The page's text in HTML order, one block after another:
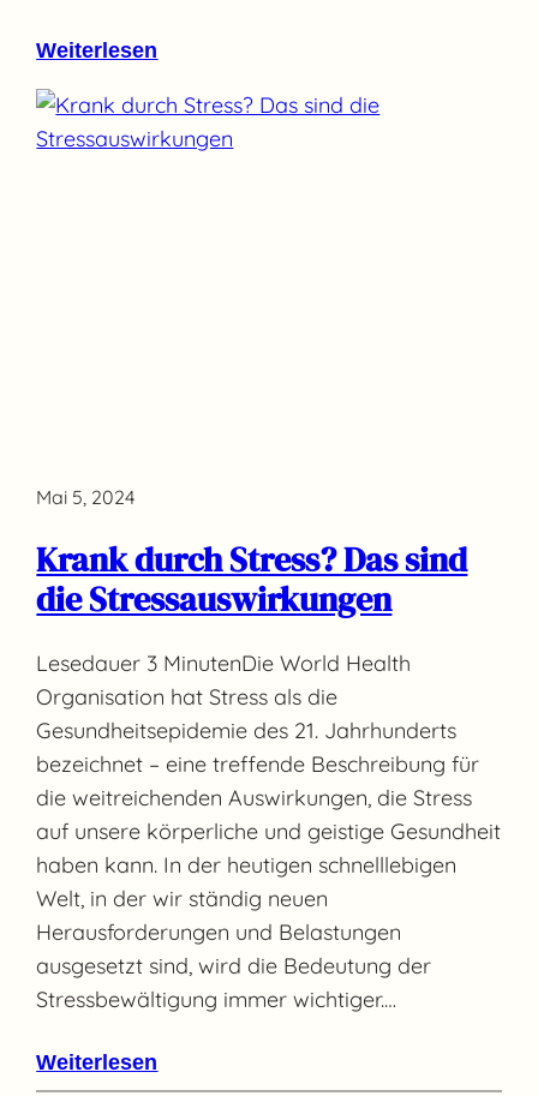
Weiterlesen
Mai 5, 2024
Krank durch Stress? Das sind
die Stressauswirkungen
Lesedauer 3 MinutenDie World Health
Organisation hat Stress als die
Gesundheitsepidemie des 21. Jahrhunderts
bezeichnet – eine treffende Beschreibung für
die weitreichenden Auswirkungen, die Stress
auf unsere körperliche und geistige Gesundheit
haben kann. In der heutigen schnelllebigen
Welt, in der wir ständig neuen
Herausforderungen und Belastungen
ausgesetzt sind, wird die Bedeutung der
Stressbewältigung immer wichtiger.…
Weiterlesen